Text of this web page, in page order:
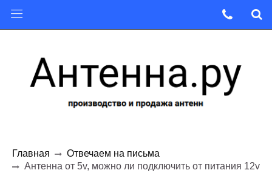
Главная
Отвечаем на письма
Антенна от 5v, можно ли подключить от питания 12v